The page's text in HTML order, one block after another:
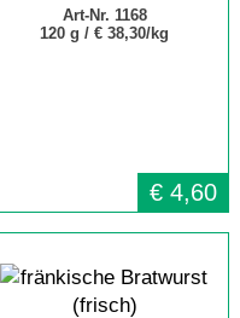
Art-Nr. 1168
120 g /€ 38,30/kg
€ 4,60